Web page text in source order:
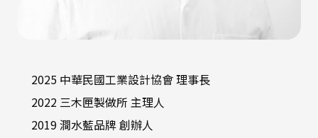
2025 中華民國工業設計協會 理事長
2022 三木匣製做所 主理人
2019 澗水藍品牌 創辦人